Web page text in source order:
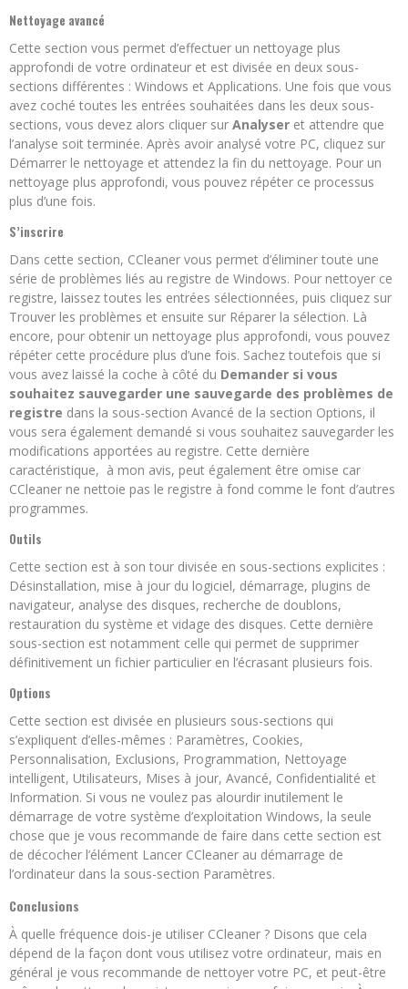
Nettoyage avancé
Cette section vous permet d’effectuer un nettoyage plus
approfondi de votre ordinateur et est divisée en deux sous-
sections différentes : Windows et Applications. Une fois que vous
avez coché toutes les entrées souhaitées dans les deux sous-
sections, vous devez alors cliquer sur Analyser et attendre que
l’analyse soit terminée. Après avoir analysé votre PC, cliquez sur
Démarrer le nettoyage et attendez la fin du nettoyage. Pour un
nettoyage plus approfondi, vous pouvez répéter ce processus
plus d’une fois.
S’inscrire
Dans cette section, CCleaner vous permet d’éliminer toute une
série de problèmes liés au registre de Windows. Pour nettoyer ce
registre, laissez toutes les entrées sélectionnées, puis cliquez sur
Trouver les problèmes et ensuite sur Réparer la sélection. Là
encore, pour obtenir un nettoyage plus approfondi, vous pouvez
répéter cette procédure plus d’une fois. Sachez toutefois que si
vous avez laissé la coche à côté du Demander si vous
souhaitez sauvegarder une sauvegarde des problèmes de
registre dans la sous-section Avancé de la section Options, il
vous sera également demandé si vous souhaitez sauvegarder les
modifications apportées au registre. Cette dernière
caractéristique, à mon avis, peut également être omise car
CCleaner ne nettoie pas le registre à fond comme le font d’autres
programmes.
Outils
Cette section est à son tour divisée en sous-sections explicites :
Désinstallation, mise à jour du logiciel, démarrage, plugins de
navigateur, analyse des disques, recherche de doublons,
restauration du système et vidage des disques. Cette dernière
sous-section est notamment celle qui permet de supprimer
définitivement un fichier particulier en l’écrasant plusieurs fois.
Options
Cette section est divisée en plusieurs sous-sections qui
s’expliquent d’elles-mêmes : Paramètres, Cookies,
Personnalisation, Exclusions, Programmation, Nettoyage
intelligent, Utilisateurs, Mises à jour, Avancé, Confidentialité et
Information. Si vous ne voulez pas alourdir inutilement le
démarrage de votre système d’exploitation Windows, la seule
chose que je vous recommande de faire dans cette section est
de décocher l’élément Lancer CCleaner au démarrage de
l’ordinateur dans la sous-section Paramètres.
Conclusions
À quelle fréquence dois-je utiliser CCleaner ? Disons que cela
dépend de la façon dont vous utilisez votre ordinateur, mais en
général je vous recommande de nettoyer votre PC, et peut-être